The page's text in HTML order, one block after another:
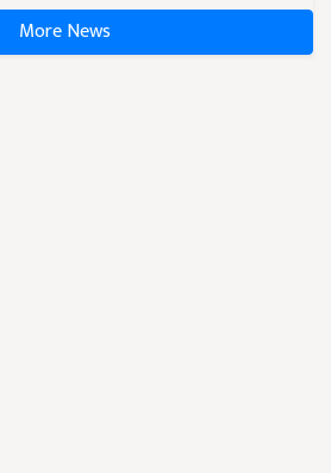
More News